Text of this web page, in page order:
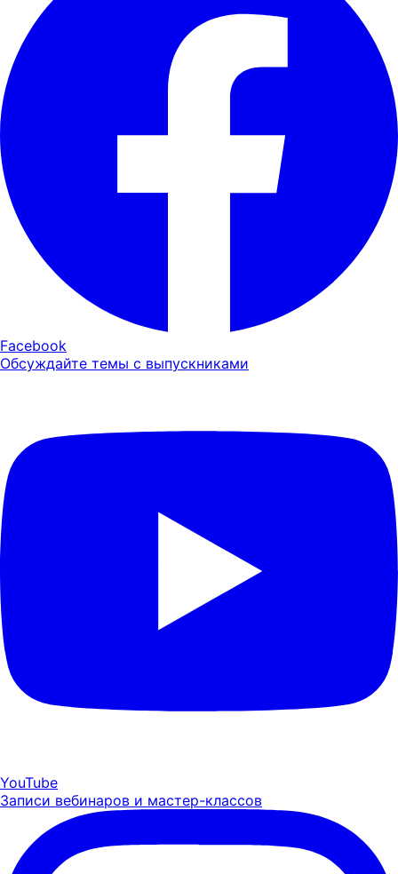
Facebook
Обсуждайте темы с выпускниками
YouTube
Записи вебинаров и мастер-классов